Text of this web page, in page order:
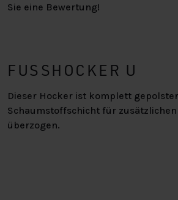
Sie eine Bewertung!
FUSSHOCKER U
Dieser Hocker ist komplett
Schaumstoffschicht für
überzogen.